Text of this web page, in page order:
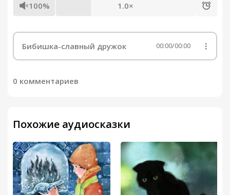
100% 1.0×
Бибишка-славный дружок 00:00/00:00
0 комментариев
Похожие аудиосказки